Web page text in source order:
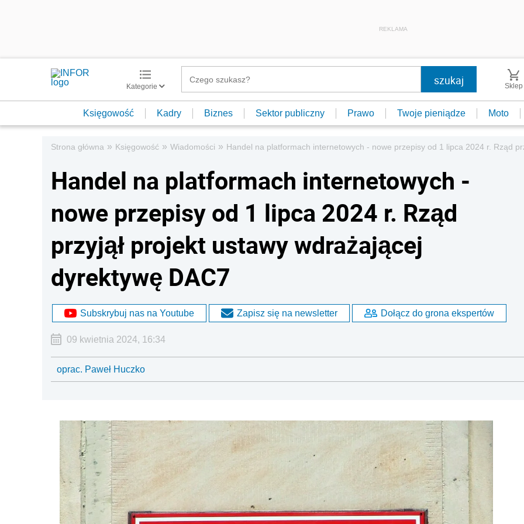
REKLAMA
Kategorie Sklep
Księgowość Kadry Biznes Sektor publiczny Prawo Twoje pieniądze Moto
Strona główna » Księgowość » Wiadomości » Handel na platformach internetowych - nowe przepisy od 1 lipca 2024 r. Rząd
Handel na platformach internetowych -
nowe przepisy od 1 lipca 2024 r. Rząd
przyjął projekt ustawy wdrażającej
dyrektywę DAC7
Subskrybuj nas na Youtube Zapisz się na newsletter Dołącz do grona ekspertów
09 kwietnia 2024, 16:34
oprac. Paweł Huczko